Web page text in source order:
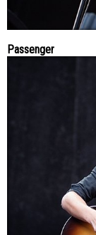
Passenger